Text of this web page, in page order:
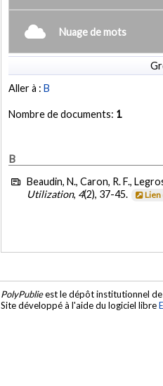
Nuage de mots
Aller à :B
Nombre de documents: 1
B
Beaudin, N., Caron, R. F.,
Utilization, 4(2), 37-45.
PolyPublieest le dépôt institutionnel
Site développé à l'aide du logiciel libre